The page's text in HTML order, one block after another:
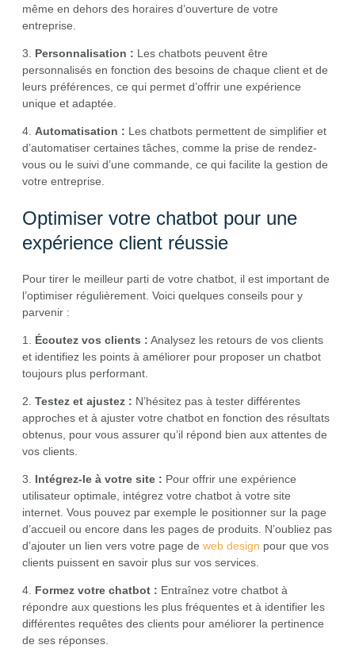
même en dehors des horaires d’ouverture de votre
entreprise.
3. Personnalisation : Les chatbots peuvent être
personnalisés en fonction des besoins de chaque client et de
leurs préférences, ce qui permet d’offrir une expérience
unique et adaptée.
4. Automatisation : Les chatbots permettent de simplifier et
d’automatiser certaines tâches, comme la prise de rendez-
vous ou le suivi d’une commande, ce qui facilite la gestion de
votre entreprise.
Optimiser votre chatbot pour une
expérience client réussie
Pour tirer le meilleur parti de votre chatbot, il est important de
l’optimiser régulièrement. Voici quelques conseils pour y
parvenir :
1. Écoutez vos clients : Analysez les retours de vos clients
et identifiez les points à améliorer pour proposer un chatbot
toujours plus performant.
2. Testez et ajustez : N’hésitez pas à tester différentes
approches et à ajuster votre chatbot en fonction des résultats
obtenus, pour vous assurer qu’il répond bien aux attentes de
vos clients.
3. Intégrez-le à votre site : Pour offrir une expérience
utilisateur optimale, intégrez votre chatbot à votre site
internet. Vous pouvez par exemple le positionner sur la page
d’accueil ou encore dans les pages de produits. N’oubliez pas
d’ajouter un lien vers votre page de web design pour que vos
clients puissent en savoir plus sur vos services.
4. Formez votre chatbot : Entraînez votre chatbot à
répondre aux questions les plus fréquentes et à identifier les
différentes requêtes des clients pour améliorer la pertinence
de ses réponses.